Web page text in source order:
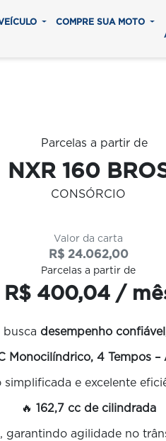
COMPRE SUA MOTO
NXR 160
CONSÓRCIO
Valor da carta
R$ 24.062,00
Parcelas a partir de
R$ 400,04 /
busca desempenho
Monocilíndrico, 4 Tempos
simplificada e excelente
🔥 162,7 cc de cilindrada
garantindo agilidade no